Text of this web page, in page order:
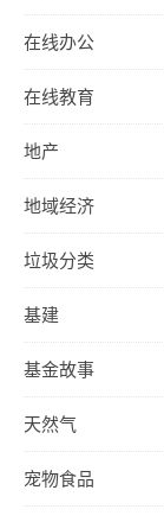
在线办公
在线教育
地产
地域经济
垃圾分类
基建
基金故事
天然气
宠物食品